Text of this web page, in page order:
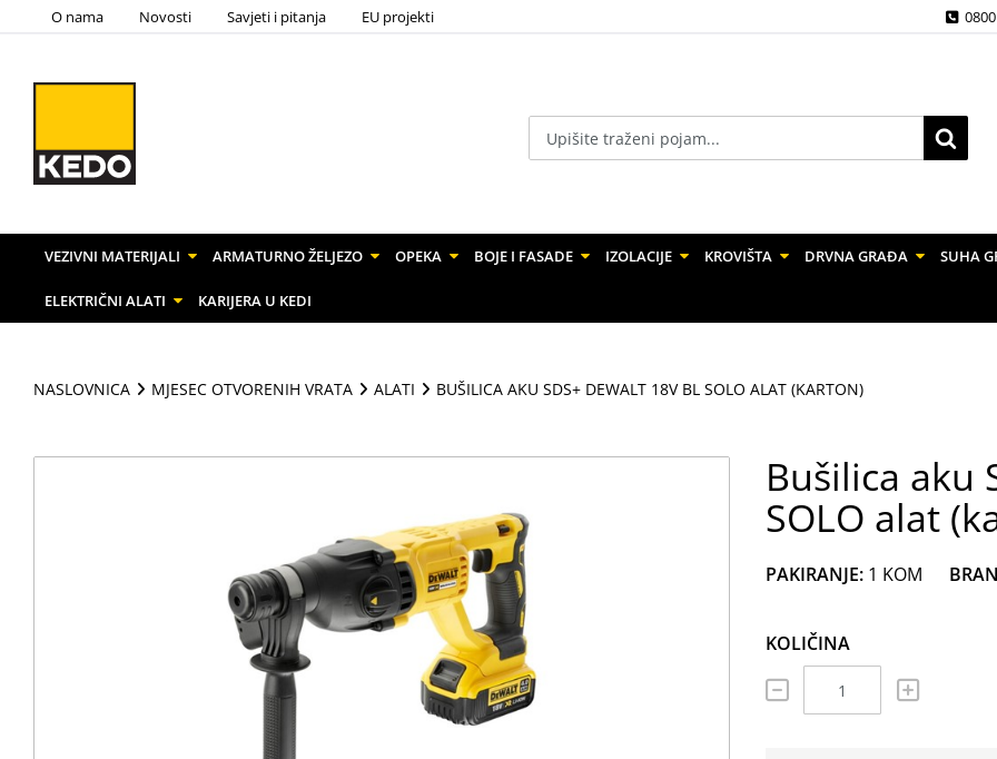
O nama Novosti Savjeti i pitanja EU projekti
VEZIVNI MATERIJALI ARMATURNO ŽELJEZO OPEKA BOJE I FASADE IZOLACIJE KROVIŠTA DRVNA GRAĐA SUHA
ELEKTRIČNI ALATI KARIJERA U KEDI
NASLOVNICA MJESEC OTVORENIH VRATA ALATI BUŠILICA AKU SDS+ DEWALT 18V BL SOLO ALAT (KARTON)
Bušilica aku
SOLO alat
PAKIRANJE: 1 KOM
KOLIČINA